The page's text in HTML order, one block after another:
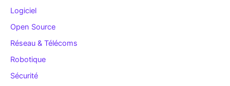
Logiciel
Open Source
Réseau & Télécoms
Robotique
Sécurité